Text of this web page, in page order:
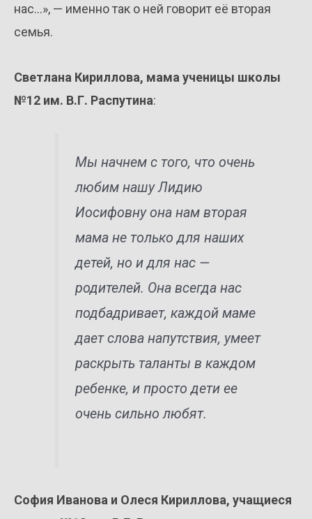
нас…», — именно так о ней говорит её вторая
семья.
Светлана Кириллова, мама ученицы школы
№12 им. В.Г. Распутина:
Мы начнем с того, что очень
любим нашу Лидию
Иосифовну она нам вторая
мама не только для наших
детей, но и для нас —
родителей. Она всегда нас
подбадривает, каждой маме
дает слова напутствия, умеет
раскрыть таланты в каждом
ребенке, и просто дети ее
очень сильно любят.
София Иванова и Олеся Кириллова, учащиеся